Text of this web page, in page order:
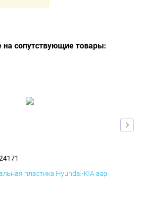
на сопутствующие товары:
пластика Hyundai-KIA аэр